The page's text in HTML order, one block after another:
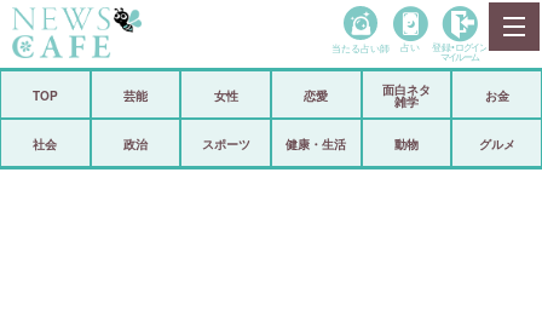
政治
当たる占い師 占い 登録• ログイン
マイルーム
TOP 芸能 女性 恋愛
面白ネタ
雑学
お金
社会 政治 スポーツ 健康・生活 動物 グルメ